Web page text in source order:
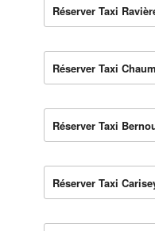
Réserver Taxi
Réserver Taxi
Réserver Taxi
Réserver Taxi